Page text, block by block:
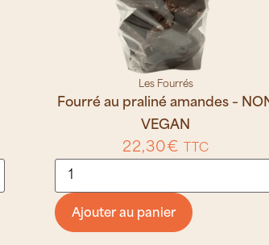
Les Fourrés
Fourré au praliné amandes –
VEGAN
22,30€ TTC
Ajouter au panier